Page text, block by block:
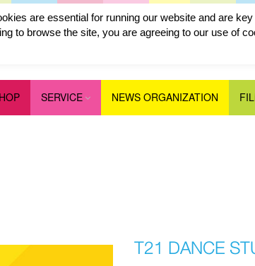
SERVICE NEWS ORGANIZATION
T21 DANCE
are essential for running our website and are key
to browse the site, you are agreeing to our use of